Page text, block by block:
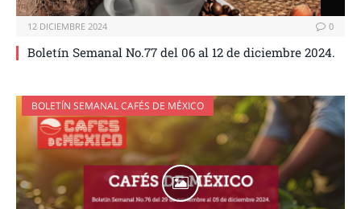
12 DICIEMBRE 2024 0
Boletín Semanal No.77 del 06 al 12 de diciembre 2024.
BOLETÍN SEMANAL CAFÉS DE MÉXICO